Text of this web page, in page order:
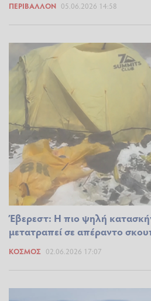
ΠΕΡΙΒΆΛΛΟΝ 05.06.2026 14:58
Έβερεστ: Η πιο ψηλή
μετατραπεί σε απέραντο
ΚΌΣΜΟΣ 02.06.2026 17:07